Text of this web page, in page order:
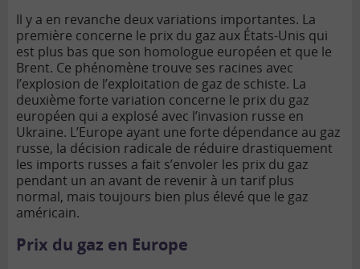
Il y a en revanche deux variations importantes. La
première concerne le prix du gaz aux États-Unis qui
est plus bas que son homologue européen et que le
Brent. Ce phénomène trouve ses racines avec
l’explosion de l’exploitation de gaz de schiste. La
deuxième forte variation concerne le prix du gaz
européen qui a explosé avec l’invasion russe en
Ukraine. L’Europe ayant une forte dépendance au gaz
russe, la décision radicale de réduire drastiquement
les imports russes a fait s’envoler les prix du gaz
pendant un an avant de revenir à un tarif plus
normal, mais toujours bien plus élevé que le gaz
américain.
Prix du gaz en Europe